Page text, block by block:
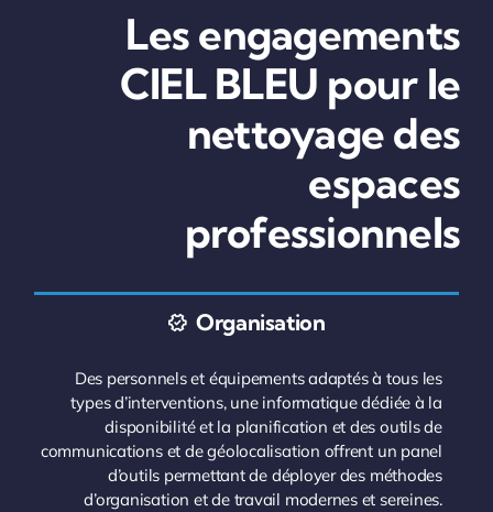
Les engagements
CIEL BLEU pour le
nettoyage des
espaces
professionnels
Organisation
Des personnels et équipements adaptés à tous les
types d’interventions, une informatique dédiée à la
disponibilité et la planification et des outils de
communications et de géolocalisation offrent un panel
d’outils permettant de déployer des méthodes
d’organisation et de travail modernes et sereines.